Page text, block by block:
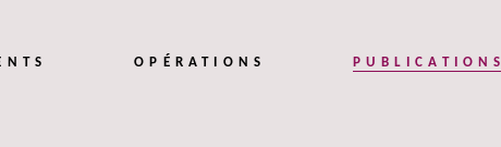
OPÉRATIONS PUBLICATIONS